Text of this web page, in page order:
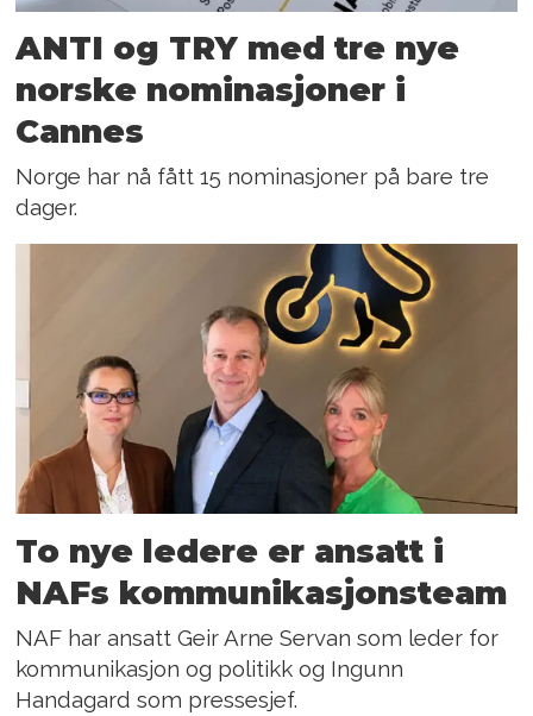
ANTI og TRY med tre nye
norske nominasjoner i
Cannes
Norge har nå fått 15 nominasjoner på bare tre
dager.
To nye ledere er ansatt i
NAFs kommunikasjonsteam
NAF har ansatt Geir Arne Servan som leder for
kommunikasjon og politikk og Ingunn
Handagard som pressesjef.